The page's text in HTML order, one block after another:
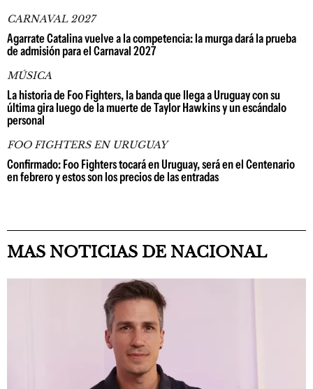
CARNAVAL 2027
Agarrate Catalina vuelve a la competencia: la murga dará la prueba
de admisión para el Carnaval 2027
MÚSICA
La historia de Foo Fighters, la banda que llega a Uruguay con su
última gira luego de la muerte de Taylor Hawkins y un escándalo
personal
FOO FIGHTERS EN URUGUAY
Confirmado: Foo Fighters tocará en Uruguay, será en el Centenario
en febrero y estos son los precios de las entradas
MAS NOTICIAS DE NACIONAL